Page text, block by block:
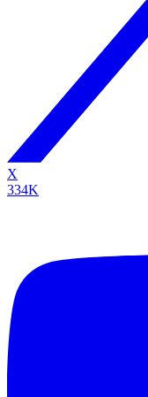
X
334K